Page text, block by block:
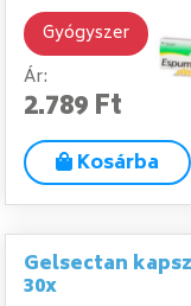
Gyógyszer
Ár:
2.789 Ft
Kosárba
Gelsectan
30x